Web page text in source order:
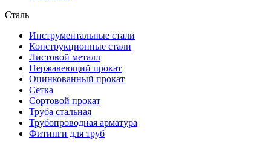
Сталь
Инструментальные стали
Конструкционные стали
Листовой металл
Нержавеющий прокат
Оцинкованный прокат
Сетка
Сортовой прокат
Труба стальная
Трубопроводная арматура
Фитинги для труб